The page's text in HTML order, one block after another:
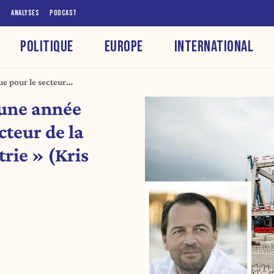
ANALYSES PODCAST
POLITIQUE EUROPE INTERNATIONAL
pour le secteur
année
de la
» (Kris